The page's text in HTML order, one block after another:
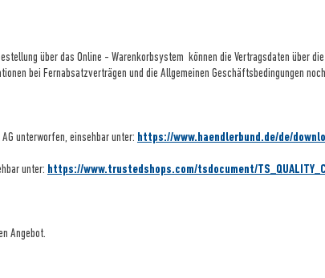
über das Online - Warenkorbsystem können die Vertragsdaten über
bei Fernabsatzverträgen und die Allgemeinen Geschäftsbedingungen
unterworfen, einsehbar unter: https://www.haendlerbund.de/de/
unter: https://www.trustedshops.com/tsdocument/
Angebot.